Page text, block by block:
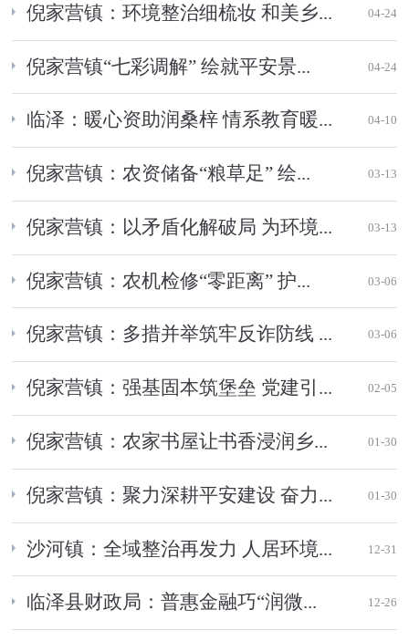
倪家营镇：环境整治细梳妆 和美乡... 04-24
倪家营镇“七彩调解” 绘就平安景... 04-24
临泽：暖心资助润桑梓 情系教育暖... 04-10
倪家营镇：农资储备“粮草足” 绘... 03-13
倪家营镇：以矛盾化解破局 为环境... 03-13
倪家营镇：农机检修“零距离” 护... 03-06
倪家营镇：多措并举筑牢反诈防线 ... 03-06
倪家营镇：强基固本筑堡垒 党建引... 02-05
倪家营镇：农家书屋让书香浸润乡... 01-30
倪家营镇：聚力深耕平安建设 奋力... 01-30
沙河镇：全域整治再发力 人居环境... 12-31
临泽县财政局：普惠金融巧“润微... 12-26